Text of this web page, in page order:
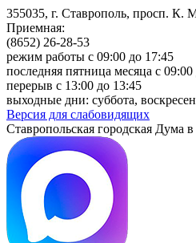
355035, г. Ставрополь, просп. К.
Приемная:
(8652) 26-28-53
режим работы с 09:00 до 17:45
последняя пятница месяца с
перерыв с 13:00 до 13:45
выходные дни: суббота,
Версия для слабовидящих
Ставропольская городская Дума